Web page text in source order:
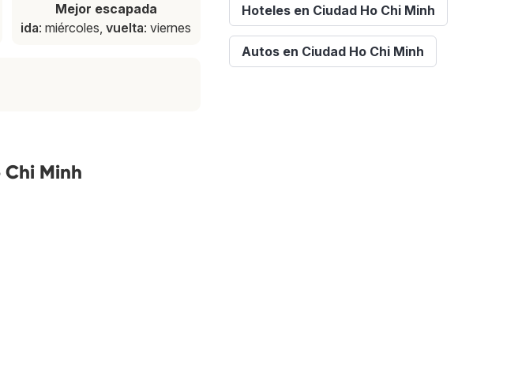
Mejor escapada
ida: miércoles,vuelta: viernes
Minh
Hoteles en Ciudad Ho Chi Minh
Autos en Ciudad Ho Chi Minh